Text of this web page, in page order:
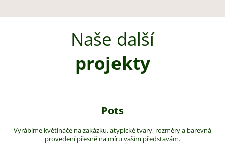
Naše další
projekty
Pots
Vyrábíme květináče na zakázku, atypické tvary, rozměry a barevná
provedení přesně na míru vašim představám.